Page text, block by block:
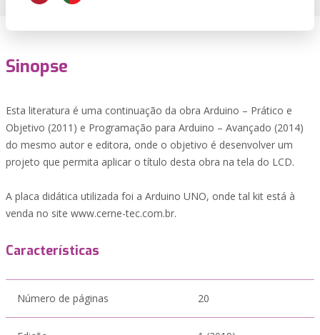
Sinopse
Esta literatura é uma continuação da obra Arduino – Prático e
Objetivo (2011) e Programação para Arduino – Avançado (2014)
do mesmo autor e editora, onde o objetivo é desenvolver um
projeto que permita aplicar o título desta obra na tela do LCD.
A placa didática utilizada foi a Arduino UNO, onde tal kit está à
venda no site www.cerne-tec.com.br.
Características
Número de páginas 20